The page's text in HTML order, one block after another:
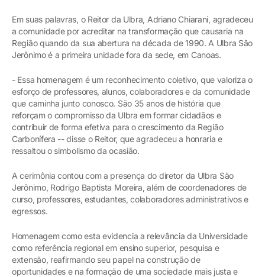
Em suas palavras, o Reitor da Ulbra, Adriano Chiarani, agradeceu
a comunidade por acreditar na transformação que causaria na
Região quando da sua abertura na década de 1990. A Ulbra São
Jerônimo é a primeira unidade fora da sede, em Canoas.
- Essa homenagem é um reconhecimento coletivo, que valoriza o
esforço de professores, alunos, colaboradores e da comunidade
que caminha junto conosco. São 35 anos de história que
reforçam o compromisso da Ulbra em formar cidadãos e
contribuir de forma efetiva para o crescimento da Região
Carbonífera -- disse o Reitor, que agradeceu a honraria e
ressaltou o simbolismo da ocasião.
A cerimônia contou com a presença do diretor da Ulbra São
Jerônimo, Rodrigo Baptista Moreira, além de coordenadores de
curso, professores, estudantes, colaboradores administrativos e
egressos.
Homenagem como esta evidencia a relevância da Universidade
como referência regional em ensino superior, pesquisa e
extensão, reafirmando seu papel na construção de
oportunidades e na formação de uma sociedade mais justa e